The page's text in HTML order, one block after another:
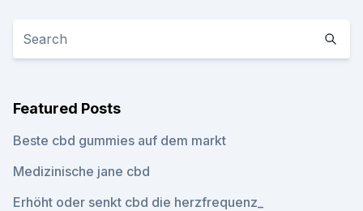
Featured Posts
Beste cbd gummies auf dem markt
Medizinische jane cbd
Erhöht oder senkt cbd die herzfrequenz_